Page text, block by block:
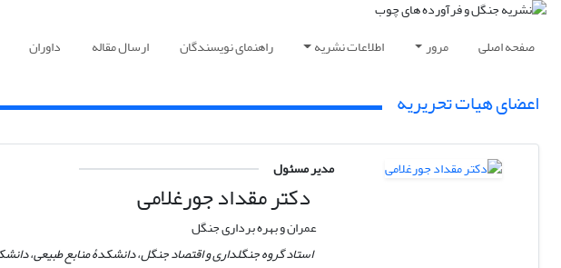
صفحه اصلی مرور اطلاعات نشریه راهنمای نویسندگان ارسال مقاله داوران
اعضای هیات تحریریه
مدیر مسئول
دکتر مقداد جورغلامی
عمران و بهره برداری جنگل
استاد گروه جنگلداری و اقتصاد جنگل، دانشکدۀ منابع طبیعی،